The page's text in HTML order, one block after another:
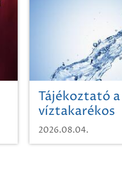
Tájékoztató a
víztakarékos
vízhasználatról
2026.08.04.